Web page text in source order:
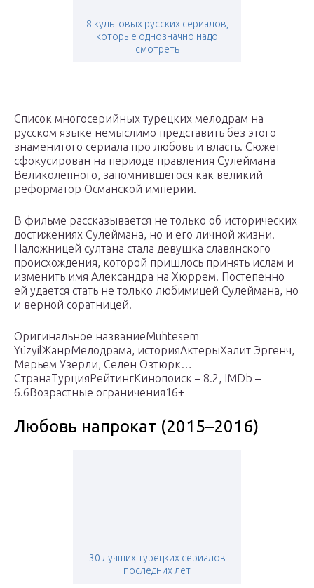
8 культовых русских сериалов,
которые однозначно надо
смотреть
Список многосерийных турецких мелодрам на
русском языке немыслимо представить без этого
знаменитого сериала про любовь и власть. Сюжет
сфокусирован на периоде правления Сулеймана
Великолепного, запомнившегося как великий
реформатор Османской империи.
В фильме рассказывается не только об исторических
достижениях Сулеймана, но и его личной жизни.
Наложницей султана стала девушка славянского
происхождения, которой пришлось принять ислам и
изменить имя Александра на Хюррем. Постепенно
ей удается стать не только любимицей Сулеймана, но
и верной соратницей.
Оригинальное названиеMuhtesem
YüzyilЖанрМелодрама, историяАктерыХалит Эргенч,
Мерьем Узерли, Селен Озтюрк…
СтранаТурцияРейтингКинопоиск – 8.2, IMDb –
6.6Возрастные ограничения16+
Любовь напрокат (2015–2016)
30 лучших турецких сериалов
последних лет